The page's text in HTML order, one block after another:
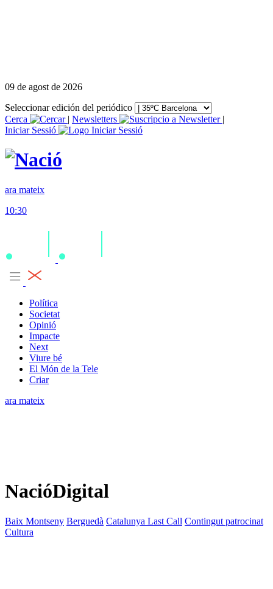
09 de agost de 2026
Seleccionar edición del periódico
Cerca
| Newsletters
|
Iniciar Sessió
ara mateix
10:30
Política
Societat
Opinió
Impacte
Next
Viure bé
El Món de la Tele
Criar
ara mateix
NacióDigital
Baix Montseny Berguedà Catalunya Last Call Contingut patrocinat
Cultura